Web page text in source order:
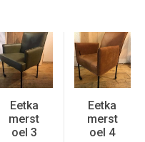
Eetka
merst
oel 3
Eetka
merst
oel 4